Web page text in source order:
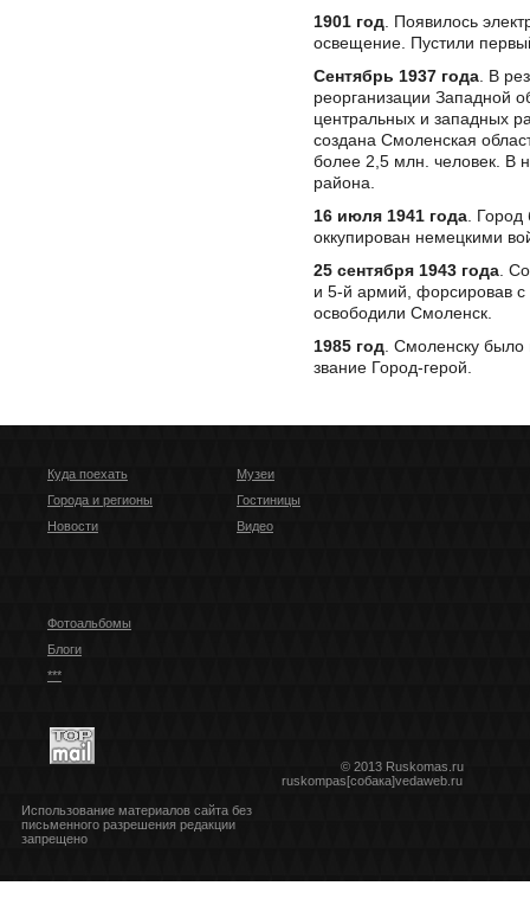
1901 год . Появилось
освещение. Пустили
Сентябрь 1937 года . В
реорганизации Западной
центральных и западных
создана Смоленская
более 2,5 млн. человек. В
района.
16 июля 1941 года .
оккупирован немецкими
25 сентября 1943 года .
и 5-й армий, форсировав с
освободили Смоленск.
1985 год . Смоленску
звание Город-герой.
Куда поехать
Города и регионы
Новости
Музеи
Гостиницы
Видео
Фотоальбомы
Блоги
***
© 2013 Ruskomas.ru
ruskompas[собака]vedaweb.ru
Использование материалов сайта без
письменного разрешения редакции
запрещено